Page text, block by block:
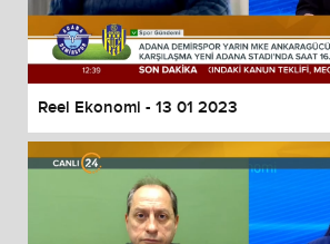
Reel Ekonomi - 13 01 2023